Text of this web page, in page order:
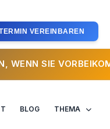
VEREINBAREN
⚡
BLOG THEMA